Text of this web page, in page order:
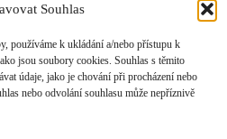
Souhlas
používáme k ukládání a/nebo přístupu k
jsou soubory cookies. Souhlas s těmito
údaje, jako je chování při procházení nebo
nebo odvolání souhlasu může nepříznivě
Koránu a sunny: 17. 7.